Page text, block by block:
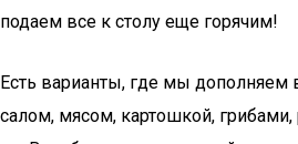
подаем все к столу еще горячим!
Есть варианты, где мы дополняем
салом, мясом, картошкой,